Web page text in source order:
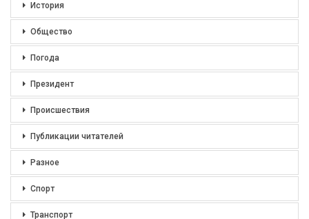
История
Общество
Погода
Президент
Происшествия
Публикации читателей
Разное
Спорт
Транспорт